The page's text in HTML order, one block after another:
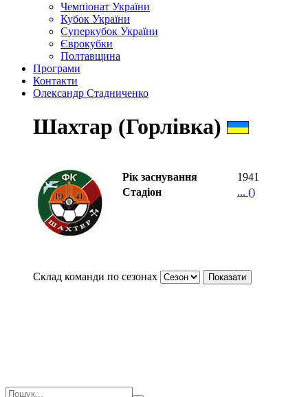
Чемпіонат України
Кубок України
Суперкубок України
Єврокубки
Полтавщина
Програми
Контакти
Олександр Стадниченко
Шахтар (Горлівка)
Рік заснування
1941
Стадіон
... ()
Склад команди по сезонах